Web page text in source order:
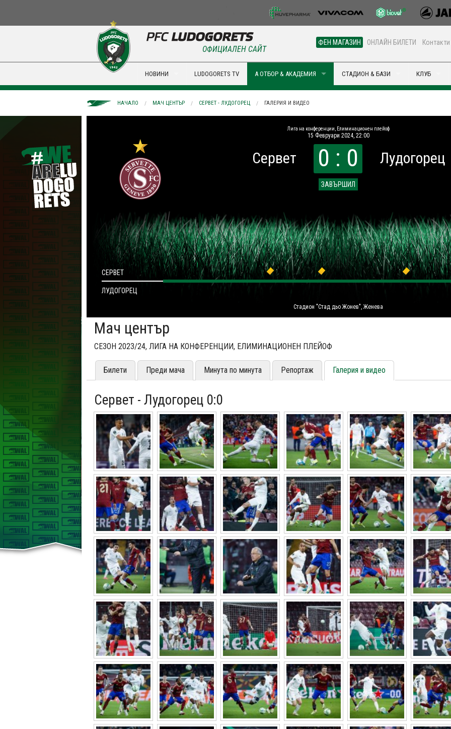
ФЕН МАГАЗИН ОНЛАЙН БИЛЕТИ Контакти
ОФИЦИАЛЕН САЙТ
НОВИНИ LUDOGORETS TV А ОТБОР & АКАДЕМИЯ СТАДИОН & БАЗИ КЛУБ
НАЧАЛО МАЧ ЦЕНТЪР СЕРВЕТ - ЛУДОГОРЕЦ ГАЛЕРИЯ И ВИДЕО
Лига на конференции, Елиминационен плейоф
15 Февруари 2024, 22:00
Сервет 0 : 0
ЗАВЪРШИЛ
Лудогорец
Стадион "Стад дьо Жонев", Женева
СЕРВЕТ
ЛУДОГОРЕЦ
Мач център
СЕЗОН 2023/24, ЛИГА НА КОНФЕРЕНЦИИ, ЕЛИМИНАЦИОНЕН ПЛЕЙОФ
Билети Преди мача Минута по минута Репортаж Галерия и видео
Сервет - Лудогорец 0:0